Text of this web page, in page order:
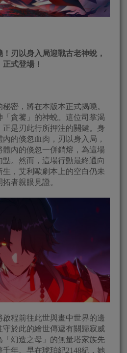
刃以身入局迎戰古老神蛻，
式登場！
密，將在本版本正式揭曉。
貪饕」的神蛻。這位司掌渴
是刃此行所押注的關鍵。身
的倏忽血肉，刃以身入局，
內的倏忽一併銷熔，為這場
。然而，這場行動最終通向
，艾利歐劇本上的空白仍未
者親眼見證。
程前往此世與畫中世界的邊
於此的繪世傳遞有關歸寂威
幻造之母」的無量塔家族先
年。早在琥珀紀2148紀，她